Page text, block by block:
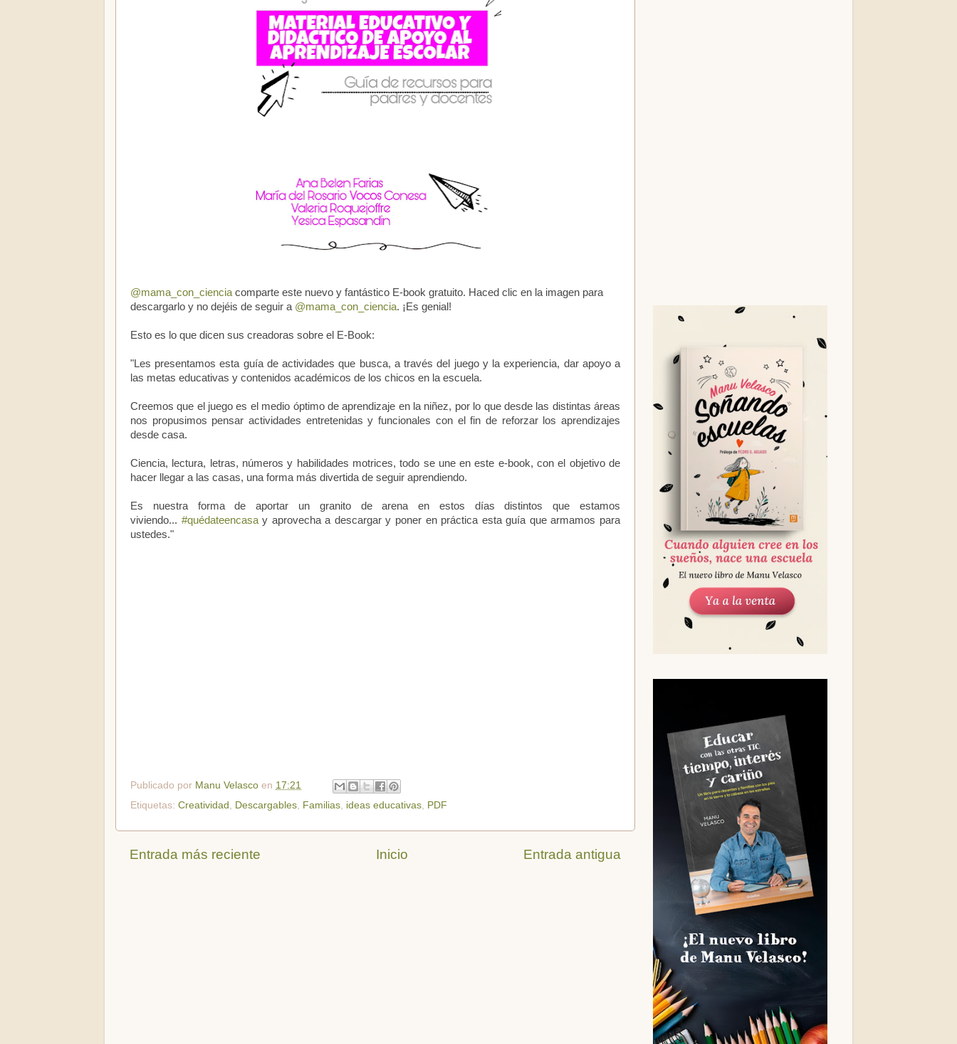
@mama_con_ciencia comparte este nuevo y fantástico E-book gratuito. Haced clic en la imagen para
descargarlo y no dejéis de seguir a @mama_con_ciencia. ¡Es genial!
Esto es lo que dicen sus creadoras sobre el E-Book:
"Les presentamos esta guía de actividades que busca, a través del juego y la experiencia, dar apoyo a
las metas educativas y contenidos académicos de los chicos en la escuela.
Creemos que el juego es el medio óptimo de aprendizaje en la niñez, por lo que desde las distintas áreas
nos propusimos pensar actividades entretenidas y funcionales con el fin de reforzar los aprendizajes
desde casa.
Ciencia, lectura, letras, números y habilidades motrices, todo se une en este e-book, con el objetivo de
hacer llegar a las casas, una forma más divertida de seguir aprendiendo.
Es nuestra forma de aportar un granito de arena en estos días distintos que estamos
viviendo... #quédateencasay aprovecha a descargar y poner en práctica esta guía que armamos para
ustedes."
Publicado por Manu Velasco en 17:21
Etiquetas: Creatividad Descargables Familias ideas educativas PDF
Entrada más reciente Entrada antigua
Inicio